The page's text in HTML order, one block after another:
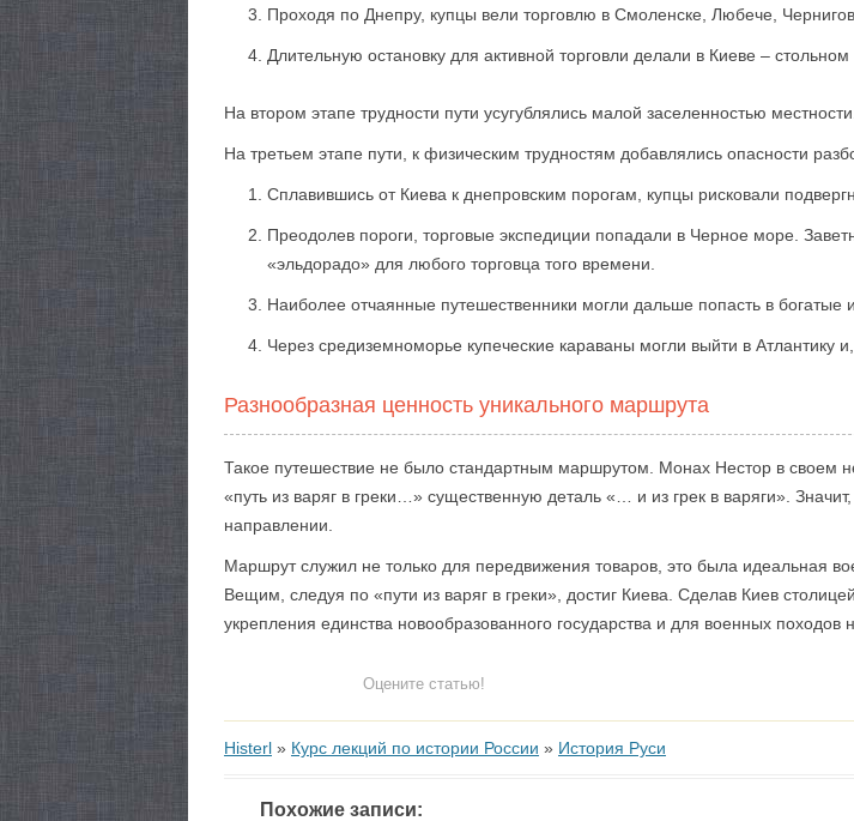
Проходя по Днепру, купцы вели торговлю в Смоленске, Любече,
Длительную остановку для активной торговли делали в Киеве – стольном
На втором этапе трудности пути усугублялись малой заселенностью местности.
На третьем этапе пути, к физическим трудностям добавлялись опасности
Сплавившись от Киева к днепровским порогам, купцы рисковали
Преодолев пороги, торговые экспедиции попадали в Черное море.
«эльдорадо» для любого торговца того времени.
Наиболее отчаянные путешественники могли дальше попасть в богатые
Через средиземноморье купеческие караваны могли выйти в Атлантику
Разнообразная ценность уникального маршрута
Такое путешествие не было стандартным маршрутом. Монах Нестор в своем
«путь из варяг в греки…» существенную деталь «… и из грек в варяги».
направлении.
Маршрут служил не только для передвижения товаров, это была идеальная
Вещим, следуя по «пути из варяг в греки», достиг Киева. Сделав Киев
укрепления единства новообразованного государства и для военных походов
Оцените статью!
Histerl » Курс лекций по истории России » История Руси
Похожие записи: